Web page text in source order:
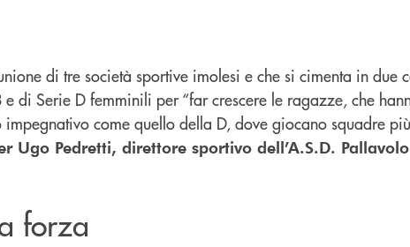
di tre società sportive imolesi e che si cimenta in
di Serie D femminili per “far crescere le ragazze, che
come quello della D, dove giocano squadre
Ugo Pedretti, direttore sportivo dell’A.S.D.
forza